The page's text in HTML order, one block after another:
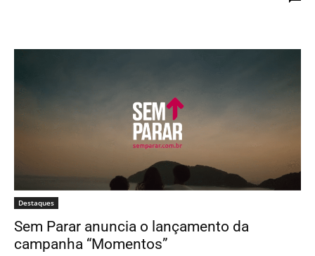
Destaques
Sem Parar anuncia o lançamento da
campanha “Momentos”